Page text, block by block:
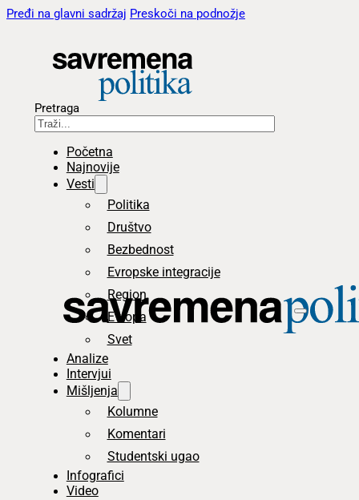
Pređi na glavni sadržaj Preskoči na podnožje
Pretraga
Početna
Najnovije
Vesti
Politika
Društvo
Bezbednost
Evropske integracije
Region
Evropa
Svet
Analize
Intervjui
Mišljenja
Kolumne
Komentari
Studentski ugao
Infografici
Video